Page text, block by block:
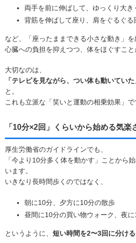
両手を前に伸ばして、ゆっくり大き
背筋を伸ばして座り、肩をぐるぐる
など、「座ったままできる小さな動き」を
心臓への負担を抑えつつ、体をほぐすこと
大切なのは、
「テレビを見ながら、つい体も動いていた
と。
これも立派な「笑いと運動の相乗効果」で
「10分×2回」くらいから始める気楽
厚生労働省のガイドラインでも、
「今より10分多く体を動かす」ことから
います。
いきなり長時間歩くのではなく、
朝に10分、夕方に10分の散歩
昼間に10分の買い物ウォーク、夜
というように、 短い時間を2〜3回に分ける